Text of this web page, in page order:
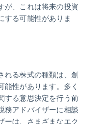
が、これは将来の投資
する可能性がありま
れる株式の種類は、創
能性があります。多く
する意思決定を行う前
務アドバイザーに相談
ーは、さまざまなエク